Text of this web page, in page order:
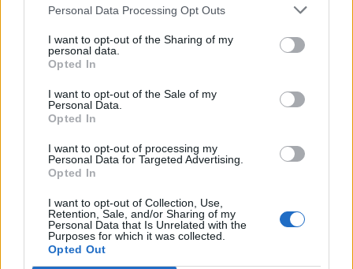
Personal Data Processing Opt Outs
I want to opt-out of the Sharing of my
personal data.
Opted In
I want to opt-out of the Sale of my
Personal Data.
Opted In
I want to opt-out of processing my
Personal Data for Targeted Advertising.
Opted In
I want to opt-out of Collection, Use,
Retention, Sale, and/or Sharing of my
Personal Data that Is Unrelated with the
Purposes for which it was collected.
Opted Out
SCIENZE
Rabdomante: cosa fa e
come trova l'acqua
Superfood: cosa sono
ed efficacia
SCIENZE
Il Grammofono: cos'è e come funziona